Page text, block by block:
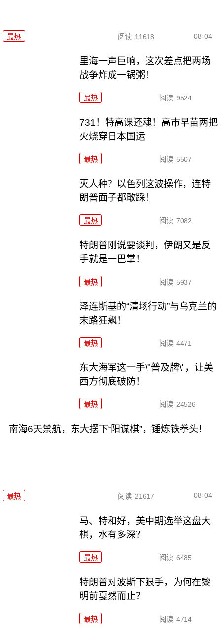
最热 阅读 11618 08-04
里海一声巨响，这次差点把两场
战争炸成一锅粥！
最热 阅读 9524
731！特高课还魂！高市早苗两把
火烧穿日本国运
最热 阅读 5507
灭人种？以色列这波操作，连特
朗普面子都敢踩！
最热 阅读 7082
特朗普刚说要谈判，伊朗又是反
手就是一巴掌！
最热 阅读 5937
泽连斯基的“清场行动”与乌克兰的
末路狂飙！
最热 阅读 4471
东大海军这一手\"普及牌\"，让美
西方彻底破防！
最热 阅读 24526
南海6天禁航，东大摆下“阳谋棋”，锤炼铁拳头！
最热 阅读 21617 08-04
马、特和好，美中期选举这盘大
棋，水有多深？
最热 阅读 6485
特朗普对波斯下狠手，为何在黎
明前戛然而止？
最热 阅读 4714